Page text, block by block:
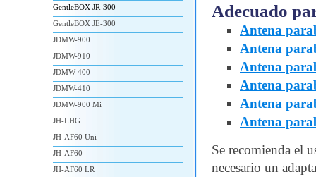
Adecuado
Antena
Antena
Antena
Antena
Antena
Antena
Se recomienda el
necesario un
GentleBOX JR-300
GentleBOX JE-300
JDMW-900
JDMW-910
JDMW-400
JDMW-410
JDMW-900 Mi
JH-LHG
JH-AF60 Uni
JH-AF60
JH-AF60 LR